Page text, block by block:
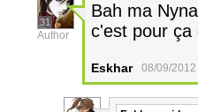
31
Author
Bah ma
c'est pour ça
Eskhar 08/09/